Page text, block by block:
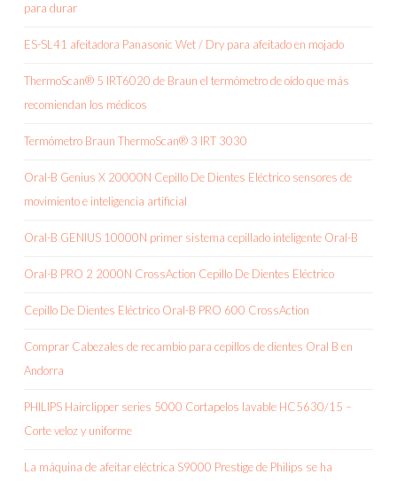
para durar
ES-SL41 afeitadora Panasonic Wet / Dry para afeitado en mojado
ThermoScan® 5 IRT6020 de Braun el termómetro de oído que más
recomiendan los médicos
Termómetro Braun ThermoScan® 3 IRT 3030
Oral-B Genius X 20000N Cepillo De Dientes Eléctrico sensores de
movimiento e inteligencia artificial
Oral-B GENIUS 10000N primer sistema cepillado inteligente Oral-B
Oral-B PRO 2 2000N CrossAction Cepillo De Dientes Eléctrico
Cepillo De Dientes Eléctrico Oral-B PRO 600 CrossAction
Comprar Cabezales de recambio para cepillos de dientes Oral B en
Andorra
PHILIPS Hairclipper series 5000 Cortapelos lavable HC5630/15 –
Corte veloz y uniforme
La máquina de afeitar eléctrica S9000 Prestige de Philips se ha